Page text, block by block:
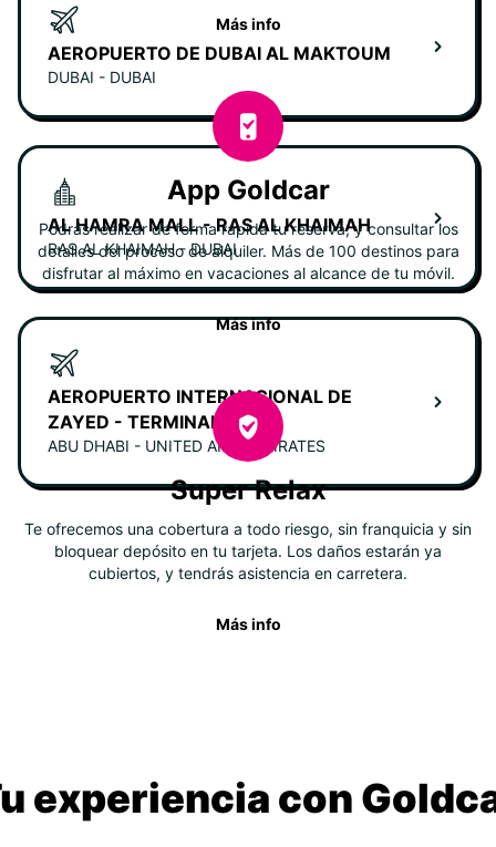
AEROPUERTO DE DUBAI AL MAKTOUM
DUBAI - DUBAI
AL HAMRA MALL - RAS AL KHAIMAH
RAS AL KHAIMAH - DUBAI
AEROPUERTO INTERNACIONAL DE
ZAYED - TERMINAL A
ABU DHABI - UNITED ARAB EMIRATES
Más info
App Goldcar
Podrás realizar de forma rápida tu reserva, y consultar los
detalles del proceso de alquiler. Más de 100 destinos para
disfrutar al máximo en vacaciones al alcance de tu móvil.
Más info
Super Relax
Te ofrecemos una cobertura a todo riesgo, sin franquicia y sin
bloquear depósito en tu tarjeta. Los daños estarán ya
cubiertos, y tendrás asistencia en carretera.
Más info
experiencia con